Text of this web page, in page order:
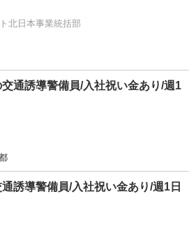
北日本事業統括部
通誘導警備員/入社祝い金あり/週1
誘導警備員/入社祝い金あり/週1日